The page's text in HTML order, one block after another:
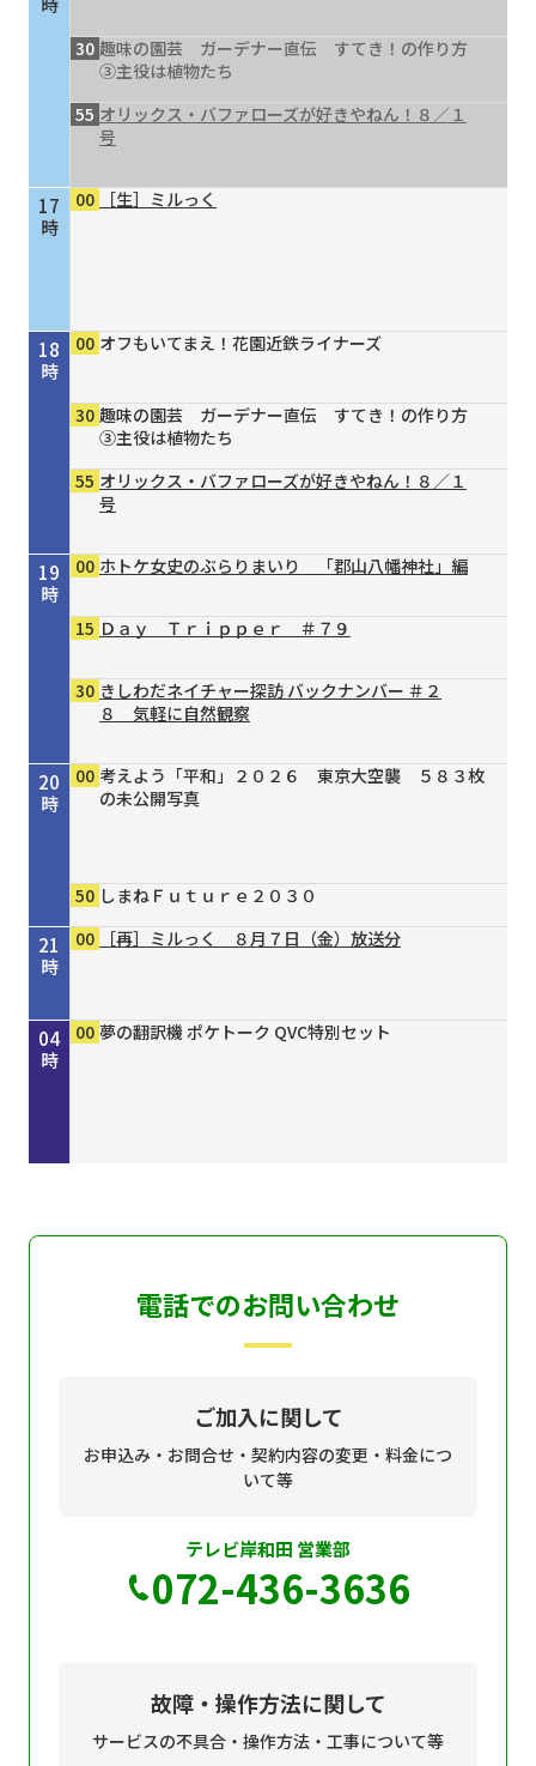
17
時
18
時
19
時
20
時
21
時
22
時
23
時
00
時
01
時
02
時
03
時
04
時
30 趣味の園芸 ガーデナー直伝 すてき！の作り方
③主役は植物たち
55 オリックス・バファローズが好きやねん！８／１
号
00 ［生］ミルっく
00 オフもいてまえ！花園近鉄ライナーズ
30 趣味の園芸 ガーデナー直伝 すてき！の作り方
③主役は植物たち
55 オリックス・バファローズが好きやねん！８／１
号
00 ホトケ女史のぶらりまいり 「郡山八幡神社」編
15 Ｄａｙ Ｔｒｉｐｐｅｒ ＃７９
30 きしわだネイチャー探訪 バックナンバー ＃２
８ 気軽に自然観察
00 考えよう「平和」２０２６ 東京大空襲 ５８３枚
の未公開写真
50 しまねＦｕｔｕｒｅ２０３０
00
［再］ミルっく ８月７日（金）放送分
00 Ｄａｙ Ｔｒｉｐｐｅｒ ＃７９
15 シェフが教える家庭料理 ＃３７ 豆乳と漬物の
30 タイガースＶ特急 ８／４号
00 ［再］ミルっく ８月７日（金）放送分
00 はじめのミニだんじりへの道 ＃１２４
30 趣味の園芸 ガーデナー直伝 すてき！の作り方
55 オリックス・バファローズが好きやねん！８／１
00 銀座トマト ドクターズサプリ
00 夢の翻訳機 ポケトーク QVC特別セット
00 夢の翻訳機 ポケトーク QVC特別セット
00 夢の翻訳機 ポケトーク QVC特別セット
電話でのお問い合わせ
ご加入に関して
お申込み・お問合せ・契約内容の変更・料金につ
いて等
テレビ岸和田 営業部
072-436-3636
故障・操作方法に関して
サービスの不具合・操作方法・工事について等